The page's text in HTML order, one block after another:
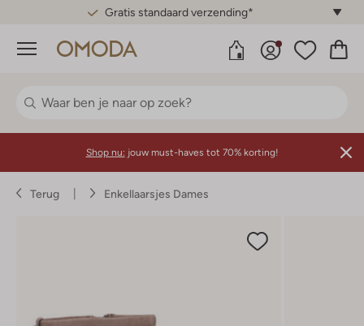
Gratis standaard verzending*
Menu
Shop nu: jouw must-haves tot 70% korting!
Terug Enkellaarsjes Dames